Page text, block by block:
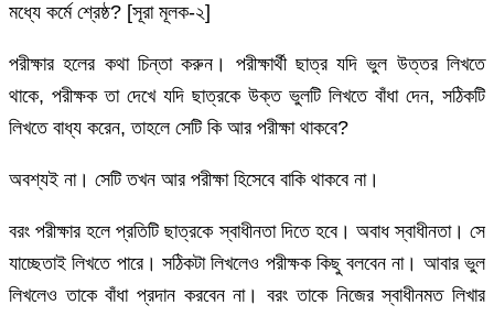
মধ্যে কর্মে শ্রেষ্ঠ? [সূরা মূলক-২]
পরীক্ষার হলের কথা চিন্তা করুন। পরীক্ষার্থী ছাত্র যদি ভুল উত্তর লিখতে
থাকে, পরীক্ষক তা দেখে যদি ছাত্রকে উক্ত ভুলটি লিখতে বাঁধা দেন, সঠিকটি
লিখতে বাধ্য করেন, তাহলে সেটি কি আর পরীক্ষা থাকবে?
অবশ্যই না। সেটি তখন আর পরীক্ষা হিসেবে বাকি থাকবে না।
বরং পরীক্ষার হলে প্রতিটি ছাত্রকে স্বাধীনতা দিতে হবে। অবাধ স্বাধীনতা। সে
যাচ্ছেতাই লিখতে পারে। সঠিকটা লিখলেও পরীক্ষক কিছু বলবেন না। আবার ভুল
লিখলেও তাকে বাঁধা প্রদান করবেন না। বরং তাকে নিজের স্বাধীনমত লিখার